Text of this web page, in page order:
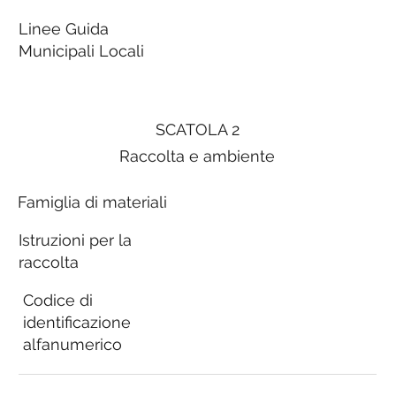
SCATOLA 2
Raccolta e ambiente
Famiglia di materiali
Istruzioni per la
raccolta
Codice di
identificazione
alfanumerico
Linee Guida
Municipali Locali